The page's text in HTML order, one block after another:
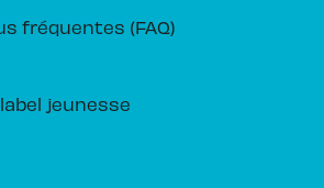
fréquentes (FAQ)
jeunesse